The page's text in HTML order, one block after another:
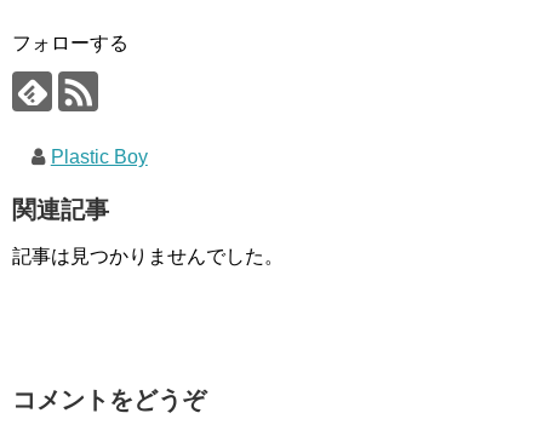
フォローする
Plastic Boy
関連記事
記事は見つかりませんでした。
コメントをどうぞ